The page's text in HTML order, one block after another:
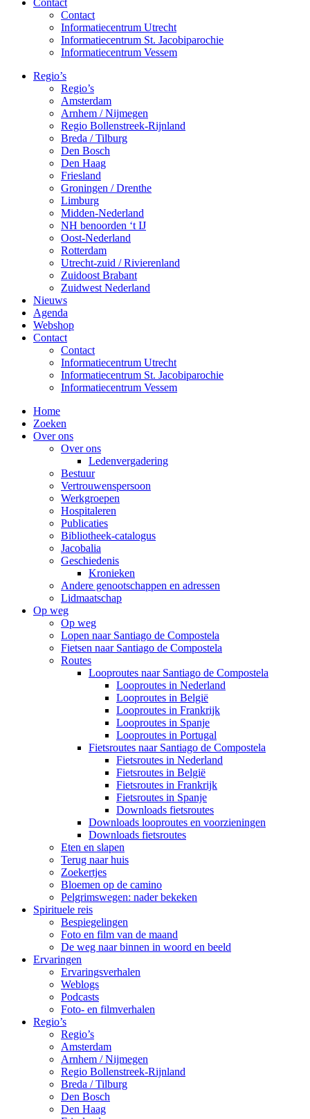
Contact
Contact
Informatiecentrum Utrecht
Informatiecentrum St. Jacobiparochie
Informatiecentrum Vessem
Regio’s
Regio’s
Amsterdam
Arnhem / Nijmegen
Regio Bollenstreek-Rijnland
Breda / Tilburg
Den Bosch
Den Haag
Friesland
Groningen / Drenthe
Limburg
Midden-Nederland
NH benoorden ‘t IJ
Oost-Nederland
Rotterdam
Utrecht-zuid / Rivierenland
Zuidoost Brabant
Zuidwest Nederland
Nieuws
Agenda
Webshop
Contact
Contact
Informatiecentrum Utrecht
Informatiecentrum St. Jacobiparochie
Informatiecentrum Vessem
Home
Zoeken
Over ons
Over ons
Ledenvergadering
Bestuur
Vertrouwenspersoon
Werkgroepen
Hospitaleren
Publicaties
Bibliotheek-catalogus
Jacobalia
Geschiedenis
Kronieken
Andere genootschappen en adressen
Lidmaatschap
Op weg
Op weg
Lopen naar Santiago de Compostela
Fietsen naar Santiago de Compostela
Routes
Looproutes naar Santiago de Compostela
Looproutes in Nederland
Looproutes in België
Looproutes in Frankrijk
Looproutes in Spanje
Looproutes in Portugal
Fietsroutes naar Santiago de Compostela
Fietsroutes in Nederland
Fietsroutes in België
Fietsroutes in Frankrijk
Fietsroutes in Spanje
Downloads fietsroutes
Downloads looproutes en voorzieningen
Downloads fietsroutes
Eten en slapen
Terug naar huis
Zoekertjes
Bloemen op de camino
Pelgrimswegen: nader bekeken
Spirituele reis
Bespiegelingen
Foto en film van de maand
De weg naar binnen in woord en beeld
Ervaringen
Ervaringsverhalen
Weblogs
Podcasts
Foto- en filmverhalen
Regio’s
Regio’s
Amsterdam
Arnhem / Nijmegen
Regio Bollenstreek-Rijnland
Breda / Tilburg
Den Bosch
Den Haag